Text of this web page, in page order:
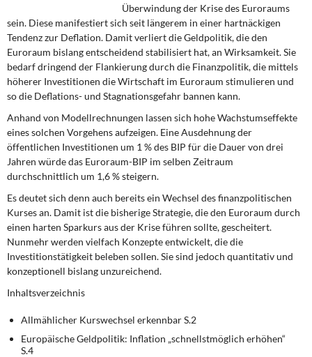
Öffentliche Infrastruktur und Daseinsvorsorge
Eurokrise und Griechenland
DIE LINKE
Memo-Gruppe
Institut Solidarische Moderne
Rosa-Luxemburg-Stiftung
Über mich
Kontakt
Überwindung der Krise des Euroraums
sein. Diese manifestiert sich seit längerem in einer hartnäckigen
Tendenz zur Deflation. Damit verliert die Geldpolitik, die den
Euroraum bislang entscheidend stabilisiert hat, an Wirksamkeit. Sie
bedarf dringend der Flankierung durch die Finanzpolitik, die mittels
höherer Investitionen die Wirtschaft im Euroraum stimulieren und
so die Deflations- und Stagnationsgefahr bannen kann.
Anhand von Modellrechnungen lassen sich hohe Wachstumseffekte
eines solchen Vorgehens aufzeigen. Eine Ausdehnung der
öffentlichen Investitionen um 1 % des BIP für die Dauer von drei
Jahren würde das Euroraum-BIP im selben Zeitraum
durchschnittlich um 1,6 % steigern.
Es deutet sich denn auch bereits ein Wechsel des finanzpolitischen
Kurses an. Damit ist die bisherige Strategie, die den Euroraum durch
einen harten Sparkurs aus der Krise führen sollte, gescheitert.
Nunmehr werden vielfach Konzepte entwickelt, die die
Investitionstätigkeit beleben sollen. Sie sind jedoch quantitativ und
konzeptionell bislang unzureichend.
Inhaltsverzeichnis
Allmählicher Kurswechsel erkennbar S.2
Europäische Geldpolitik: Inflation „schnellstmöglich erhöhen“
S.4